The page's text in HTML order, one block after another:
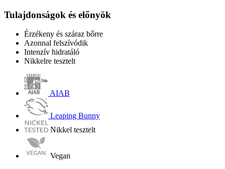
Tulajdonságok és előnyök
Érzékeny és száraz bőrre
Azonnal felszívódik
Intenzív hidratáló
Nikkelre tesztelt
AIAB
Leaping Bunny
Nikkel tesztelt
Vegan